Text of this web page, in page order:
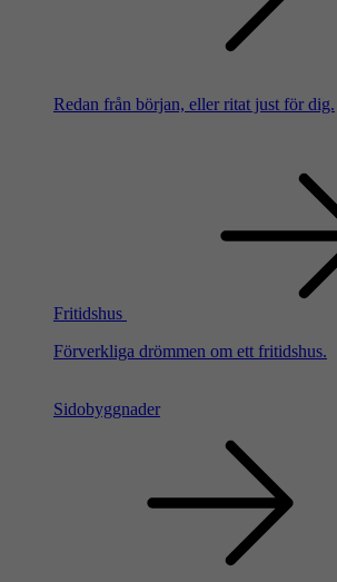
Redan från början, eller ritat just för dig.
Fritidshus
Förverkliga drömmen om ett fritidshus.
Sidobyggnader